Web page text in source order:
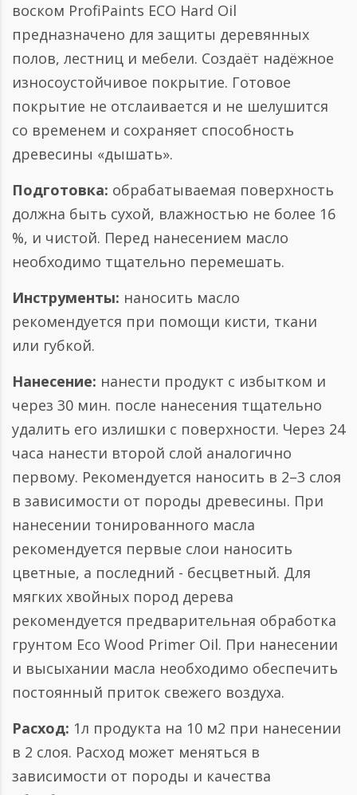
воском ProfiPaints ECO Hard Oil
предназначено для защиты деревянных
полов, лестниц и мебели. Создаёт надёжное
износоустойчивое покрытие. Готовое
покрытие не отслаивается и не шелушится
со временем и сохраняет способность
древесины «дышать».
Подготовка: обрабатываемая поверхность
должна быть сухой, влажностью не более 16
%, и чистой. Перед нанесением масло
необходимо тщательно перемешать.
Инструменты: наносить масло
рекомендуется при помощи кисти, ткани
или губкой.
Нанесение: нанести продукт с избытком и
через 30 мин. после нанесения тщательно
удалить его излишки с поверхности. Через 24
часа нанести второй слой аналогично
первому. Рекомендуется наносить в 2–3 слоя
в зависимости от породы древесины. При
нанесении тонированного масла
рекомендуется первые слои наносить
цветные, а последний - бесцветный. Для
мягких хвойных пород дерева
рекомендуется предварительная обработка
грунтом Eco Wood Primer Oil. При нанесении
и высыхании масла необходимо обеспечить
постоянный приток свежего воздуха.
Расход: 1л продукта на 10 м2 при нанесении
в 2 слоя. Расход может меняться в
зависимости от породы и качества